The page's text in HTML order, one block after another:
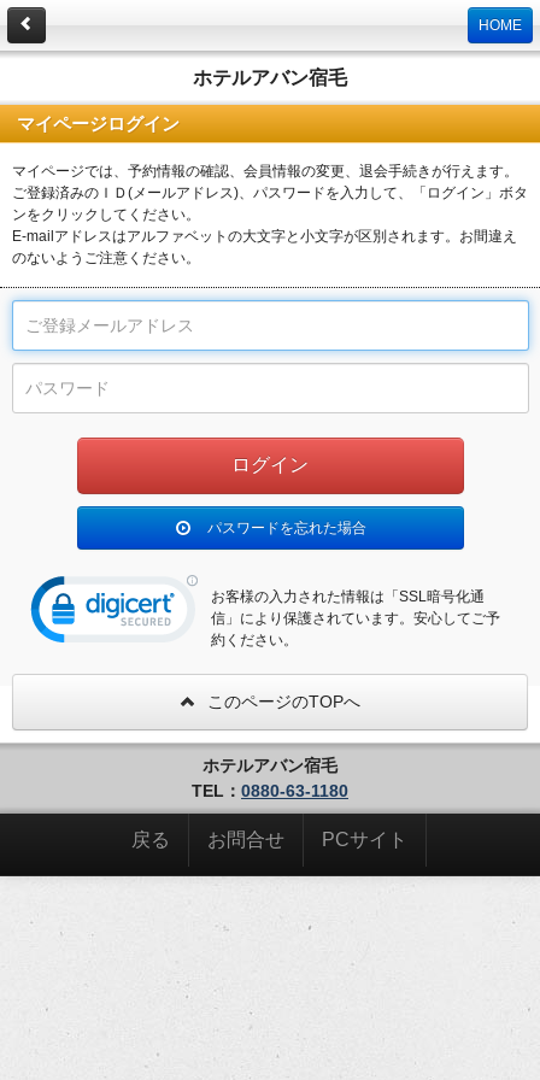
HOME
ホテルアバン宿毛
マイページログイン
マイページでは、予約情報の確認、会員情報の変更、退会手続きが行えます。
ご登録済みのＩＤ(メールアドレス)、パスワードを入力して、「ログイン」ボタ
ンをクリックしてください。
E-mailアドレスはアルファベットの大文字と小文字が区別されます。お間違え
のないようご注意ください。
パスワードを忘れた場合
お客様の入力された情報は「SSL暗号化通
信」により保護されています。安心してご予
約ください。
このページのTOPへ
ホテルアバン宿毛
TEL： 0880-63-1180
戻る お問合せ PCサイト